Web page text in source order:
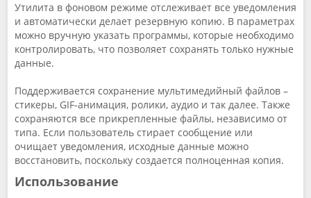
Утилита в фоновом режиме отслеживает все уведомления
и автоматически делает резервную копию. В параметрах
можно вручную указать программы, которые необходимо
контролировать, что позволяет сохранять только нужные
данные.
Поддерживается сохранение мультимедийный файлов –
стикеры, GIF-анимация, ролики, аудио и так далее. Также
сохраняются все прикрепленные файлы, независимо от
типа. Если пользователь стирает сообщение или
очищает уведомления, исходные данные можно
восстановить, поскольку создается полноценная копия.
Использование